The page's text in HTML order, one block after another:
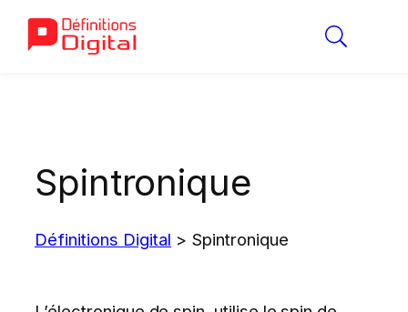
Spintronique
Définitions Digital > Spintronique